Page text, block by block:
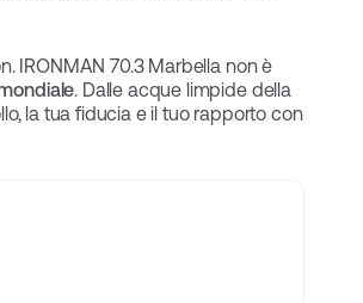
IRONMAN 70.3 Marbella non è
. Dalle acque limpide della
la tua fiducia e il tuo rapporto con